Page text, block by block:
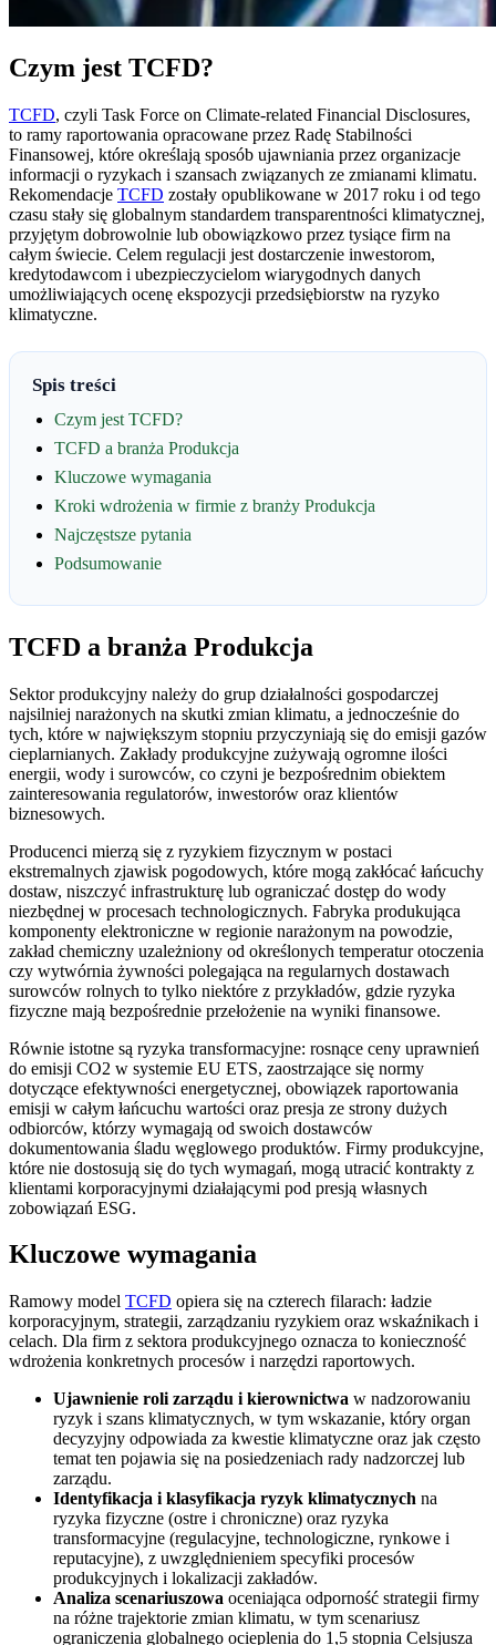
Czym jest TCFD?
TCFD, czyli Task Force on Climate-related Financial Disclosures,
to ramy raportowania opracowane przez Radę Stabilności
Finansowej, które określają sposób ujawniania przez organizacje
informacji o ryzykach i szansach związanych ze zmianami klimatu.
Rekomendacje TCFD zostały opublikowane w 2017 roku i od tego
czasu stały się globalnym standardem transparentności klimatycznej,
przyjętym dobrowolnie lub obowiązkowo przez tysiące firm na
całym świecie. Celem regulacji jest dostarczenie inwestorom,
kredytodawcom i ubezpieczycielom wiarygodnych danych
umożliwiających ocenę ekspozycji przedsiębiorstw na ryzyko
klimatyczne.
Spis treści
Czym jest TCFD?
TCFD a branża Produkcja
Kluczowe wymagania
Kroki wdrożenia w firmie z branży Produkcja
Najczęstsze pytania
Podsumowanie
TCFD a branża Produkcja
Sektor produkcyjny należy do grup działalności gospodarczej
najsilniej narażonych na skutki zmian klimatu, a jednocześnie do
tych, które w największym stopniu przyczyniają się do emisji gazów
cieplarnianych. Zakłady produkcyjne zużywają ogromne ilości
energii, wody i surowców, co czyni je bezpośrednim obiektem
zainteresowania regulatorów, inwestorów oraz klientów
biznesowych.
Producenci mierzą się z ryzykiem fizycznym w postaci
ekstremalnych zjawisk pogodowych, które mogą zakłócać łańcuchy
dostaw, niszczyć infrastrukturę lub ograniczać dostęp do wody
niezbędnej w procesach technologicznych. Fabryka produkująca
komponenty elektroniczne w regionie narażonym na powodzie,
zakład chemiczny uzależniony od określonych temperatur otoczenia
czy wytwórnia żywności polegająca na regularnych dostawach
surowców rolnych to tylko niektóre z przykładów, gdzie ryzyka
fizyczne mają bezpośrednie przełożenie na wyniki finansowe.
Równie istotne są ryzyka transformacyjne: rosnące ceny uprawnień
do emisji CO2 w systemie EU ETS, zaostrzające się normy
dotyczące efektywności energetycznej, obowiązek raportowania
emisji w całym łańcuchu wartości oraz presja ze strony dużych
odbiorców, którzy wymagają od swoich dostawców
dokumentowania śladu węglowego produktów. Firmy produkcyjne,
które nie dostosują się do tych wymagań, mogą utracić kontrakty z
klientami korporacyjnymi działającymi pod presją własnych
zobowiązań ESG.
Kluczowe wymagania
Ramowy model TCFD opiera się na czterech filarach: ładzie
korporacyjnym, strategii, zarządzaniu ryzykiem oraz wskaźnikach i
celach. Dla firm z sektora produkcyjnego oznacza to konieczność
wdrożenia konkretnych procesów i narzędzi raportowych.
Ujawnienie roli zarządu i kierownictwa w nadzorowaniu
ryzyk i szans klimatycznych, w tym wskazanie, który organ
decyzyjny odpowiada za kwestie klimatyczne oraz jak często
temat ten pojawia się na posiedzeniach rady nadzorczej lub
zarządu.
Identyfikacja i klasyfikacja ryzyk klimatycznych na
ryzyka fizyczne (ostre i chroniczne) oraz ryzyka
transformacyjne (regulacyjne, technologiczne, rynkowe i
reputacyjne), z uwzględnieniem specyfiki procesów
produkcyjnych i lokalizacji zakładów.
Analiza scenariuszowa oceniająca odporność strategii firmy
na różne trajektorie zmian klimatu, w tym scenariusz
ograniczenia globalnego ocieplenia do 1,5 stopnia Celsjusza